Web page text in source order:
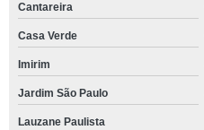
Cantareira
Casa Verde
Imirim
Jardim São Paulo
Lauzane Paulista